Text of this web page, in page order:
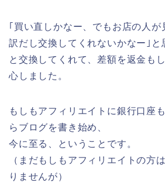
｢買い直しかなー、でもお店の人
訳だし交換してくれないかなー｣と
と交換してくれて、差額を返金も
心しました。
もしもアフィリエイトに銀行口座
らブログを書き始め、
今に至る、ということです。
（まだもしもアフィリエイトの方
りませんが）